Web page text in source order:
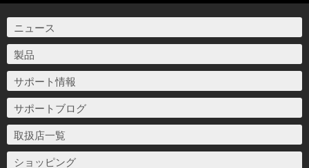
ニュース
製品
サポート情報
サポートブログ
取扱店一覧
ショッピング